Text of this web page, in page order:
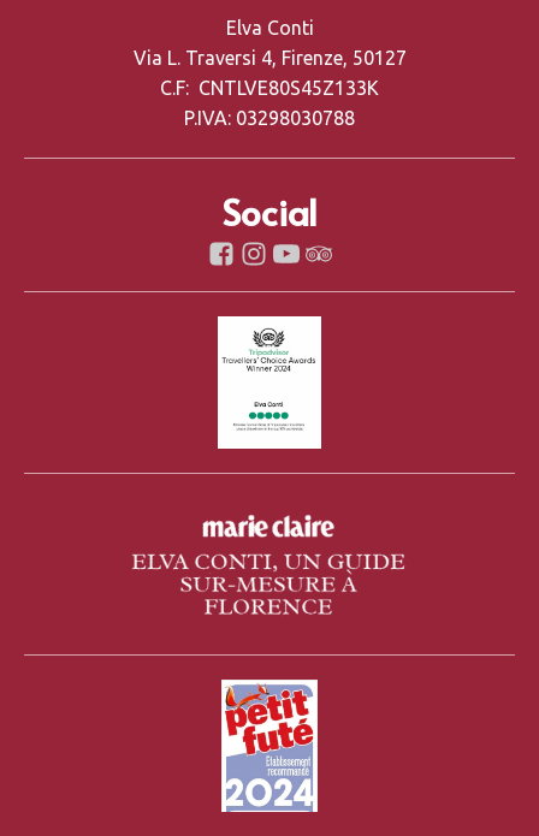
Elva Conti
Via L. Traversi 4, Firenze, 50127
C.F: CNTLVE80S45Z133K
P.IVA: 03298030788
Social